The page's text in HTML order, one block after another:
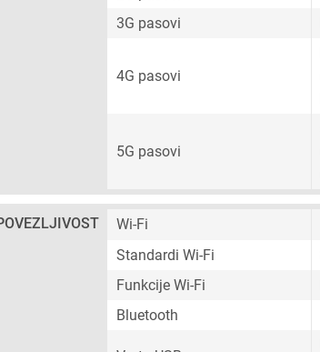
3G pasovi
4G pasovi
5G pasovi
Wi-Fi
Standardi Wi-Fi
Funkcije Wi-Fi
Bluetooth